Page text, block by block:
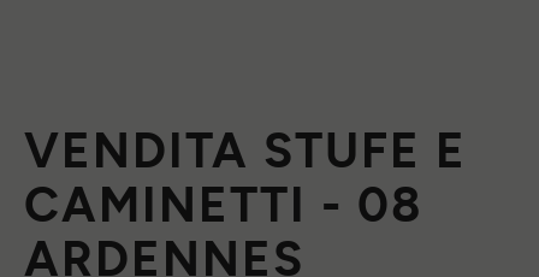
VENDITA STUFE E
CAMINETTI - 08
ARDENNES